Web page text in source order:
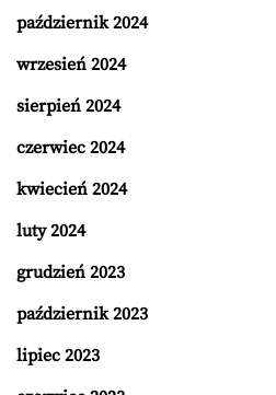
październik 2024
wrzesień 2024
sierpień 2024
czerwiec 2024
kwiecień 2024
luty 2024
grudzień 2023
październik 2023
lipiec 2023